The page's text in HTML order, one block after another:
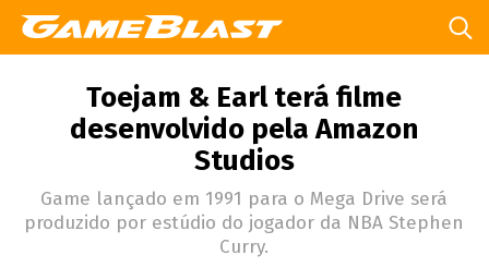
Toejam & Earl terá filme
desenvolvido pela Amazon
Studios
Game lançado em 1991 para o Mega Drive será
produzido por estúdio do jogador da NBA Stephen
Curry.